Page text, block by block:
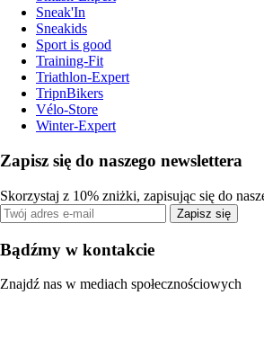
Sneak'In
Sneakids
Sport is good
Training-Fit
Triathlon-Expert
TripnBikers
Vélo-Store
Winter-Expert
Zapisz się do naszego newslettera
Skorzystaj z 10% zniżki, zapisując się do
Zapisz się
Bądźmy w kontakcie
Znajdź nas w mediach społecznościowych